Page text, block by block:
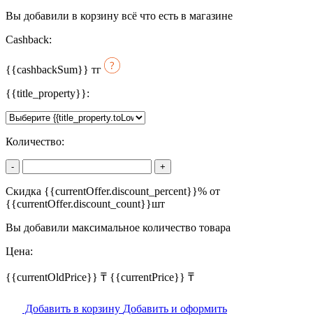
Вы добавили в корзину всё что есть в магазине
Cashback:
{{cashbackSum}} тг
{{title_property}}:
Количество:
- +
Скидка {{currentOffer.discount_percent}}% от
{{currentOffer.discount_count}}шт
Вы добавили максимальное количество товара
Цена:
{{currentOldPrice}} ₸ {{currentPrice}} ₸
Добавить в корзину Добавить и оформить